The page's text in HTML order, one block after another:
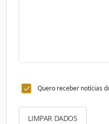
Quero receber notícias
LIMPAR DADOS